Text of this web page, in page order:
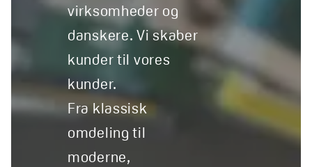
virksomheder og
danskere. Vi skaber
kunder til vores
kunder.
Fra klassisk
omdeling til
moderne,